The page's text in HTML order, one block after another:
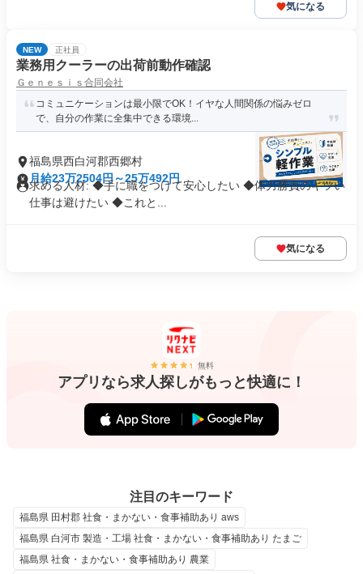
気になる
NEW 正社員
業務用クーラーの出荷前動作確認
Ｇｅｎｅｓｉｓ合同会社
コミュニケーションは最小限でOK！イヤな人間関係の悩みゼロ
で、自分の作業に全集中できる環境...
福島県西白河郡西郷村
月給23万2504円～25万492円
求める人材: ◆手に職をつけて安心したい ◆体力勝負のキツい
仕事は避けたい ◆これと...
気になる
無料
アプリなら求人探しがもっと快適に！
注目のキーワード
福島県 田村郡 社食・まかない・食事補助あり aws
福島県 白河市 製造・工場 社食・まかない・食事補助あり たまご
福島県 社食・まかない・食事補助あり 農業